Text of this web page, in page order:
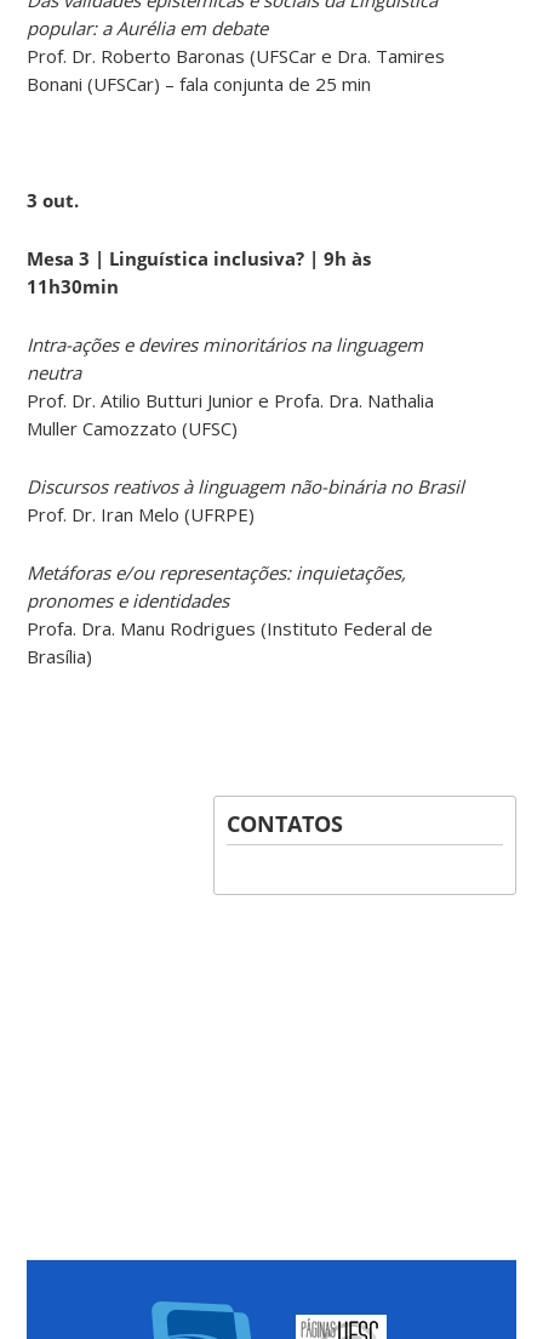
popular: a Aurélia em debate
Prof. Dr. Roberto Baronas (UFSCar e Dra. Tamires
Bonani (UFSCar) – fala conjunta de 25 min
3 out.
Mesa 3 | Linguística inclusiva? | 9h às
11h30min
Intra-ações e devires minoritários na linguagem
neutra
Prof. Dr. Atilio Butturi Junior e Profa. Dra. Nathalia
Muller Camozzato (UFSC)
Discursos reativos à linguagem não-binária no Brasil
Prof. Dr. Iran Melo (UFRPE)
Metáforas e/ou representações: inquietações,
pronomes e identidades
Profa. Dra. Manu Rodrigues (Instituto Federal de
Brasília)
CONTATOS